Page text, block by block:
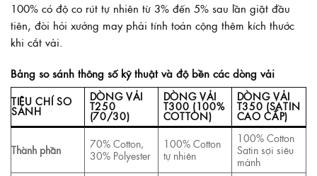
100% có độ co rút tự nhiên từ 3% đến 5% sau lần giặt đầu
tiên, đòi hỏi xưởng may phải tính toán cộng thêm kích thước
khi cắt vải.
Bảng so sánh thông số kỹ thuật và độ bền các dòng vải
TIÊU CHÍ SO
SÁNH
DÒNG VẢI
T250
(70/30)
DÒNG VẢI
T300 (100%
COTTON)
DÒNG VẢI
T350 (SATIN
CAO CẤP)
Thành phần
70% Cotton,
30% Polyester
100% Cotton
tự nhiên
100% Cotton
Satin sợi siêu
mảnh